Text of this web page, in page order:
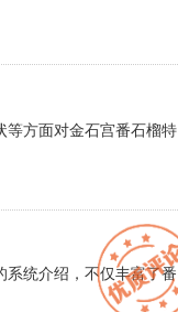
等方面对金石宫番石榴特
系统介绍，不仅丰富了番